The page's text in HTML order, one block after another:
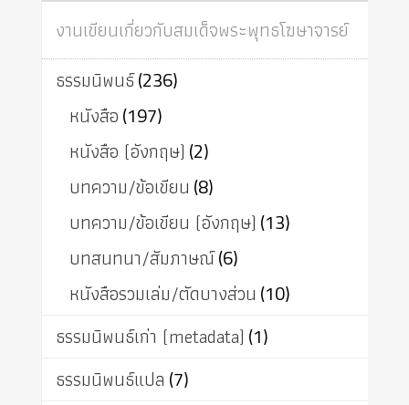
งานเขียนเกี่ยวกับสมเด็จพระพุทธโฆษาจารย์
ธรรมนิพนธ์(236)
หนังสือ(197)
หนังสือ (อังกฤษ) (2)
บทความ/ข้อเขียน (8)
บทความ/ข้อเขียน (อังกฤษ) (13)
บทสนทนา/สัมภาษณ์(6)
หนังสือรวมเล่ม/ตัดบางส่วน (10)
ธรรมนิพนธ์เก่า (metadata) (1)
ธรรมนิพนธ์แปล (7)